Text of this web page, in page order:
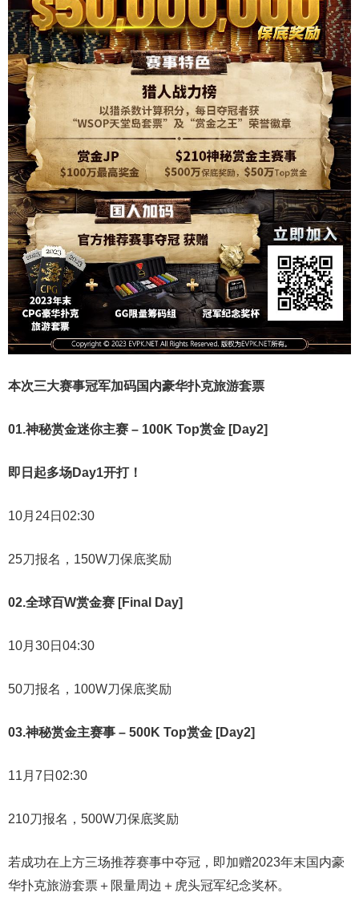
本次三大赛事冠军加码国内豪华扑克旅游套票
01.神秘赏金迷你主赛 – 100K Top赏金 [Day2]
即日起多场Day1开打！
10月24日02:30
25刀报名，150W刀保底奖励
02.全球百W赏金赛 [Final Day]
10月30日04:30
50刀报名，100W刀保底奖励
03.神秘赏金主赛事 – 500K Top赏金 [Day2]
11月7日02:30
210刀报名，500W刀保底奖励
若成功在上方三场推荐赛事中夺冠，即加赠2023年末国内豪
华扑克旅游套票＋限量周边＋虎头冠军纪念奖杯。